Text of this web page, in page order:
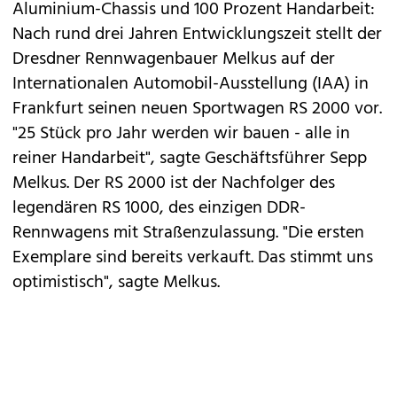
Aluminium-Chassis und 100 Prozent Handarbeit:
Nach rund drei Jahren Entwicklungszeit stellt der
Dresdner Rennwagenbauer Melkus auf der
Internationalen Automobil-Ausstellung (IAA) in
Frankfurt seinen neuen Sportwagen RS 2000 vor.
"25 Stück pro Jahr werden wir bauen - alle in
reiner Handarbeit", sagte Geschäftsführer Sepp
Melkus. Der RS 2000 ist der Nachfolger des
legendären RS 1000, des einzigen DDR-
Rennwagens mit Straßenzulassung. "Die ersten
Exemplare sind bereits verkauft. Das stimmt uns
optimistisch", sagte Melkus.